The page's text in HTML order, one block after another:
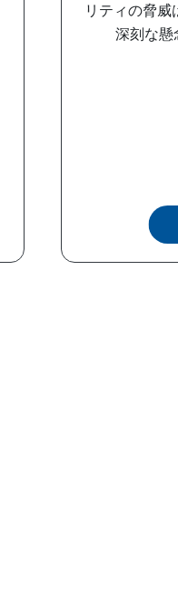
リティの脅威
深刻な懸